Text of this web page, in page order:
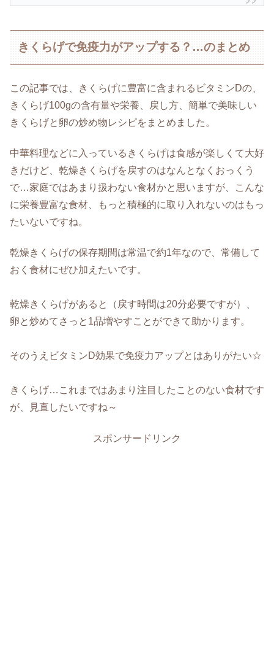
きくらげで免疫力がアップする？…のまとめ
この記事では、きくらげに豊富に含まれるビタミンDの、
きくらげ100gの含有量や栄養、戻し方、簡単で美味しい
きくらげと卵の炒め物レシピをまとめました。
中華料理などに入っているきくらげは食感が楽しくて大好
きだけど、乾燥きくらげを戻すのはなんとなくおっくう
で…家庭ではあまり扱わない食材かと思いますが、こんな
に栄養豊富な食材、もっと積極的に取り入れないのはもっ
たいないですね。
乾燥きくらげの保存期間は常温で約1年なので、常備して
おく食材にぜひ加えたいです。
乾燥きくらげがあると（戻す時間は20分必要ですが）、
卵と炒めてさっと1品増やすことができて助かります。
そのうえビタミンD効果で免疫力アップとはありがたい☆
きくらげ…これまではあまり注目したことのない食材です
が、見直したいですね～
スポンサードリンク